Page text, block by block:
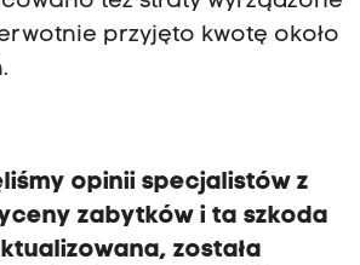
przyjęto kwotę około
opinii specjalistów z
zabytków i ta szkoda
została